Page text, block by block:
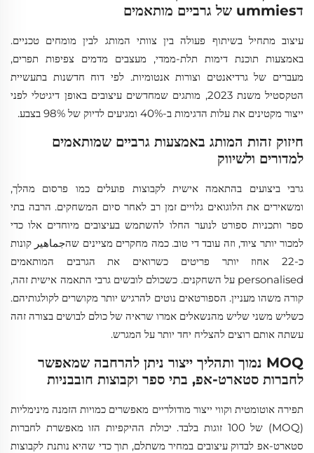
דummies של גרביים מותאמים
עיצוב מתחיל בשיתוף פעולה בין צוותי המותג לבין מומחים טכניים.
באמצעות תוכנת דימות תלת-ממדי, מעצבים מדמים צפיפות תפרים,
מעברים של גרדיאנטים וצורות אנטומיות. לפי דוח חדשנות בתעשיית
הטקסטיל משנת 2023, מותגים שמחדשים עיצובים באופן דיגיטלי לפני
ייצור מקטינים את עלות הדגימות ב-40% ומגיעים לדיוק של 98% בצבע.
חיזוק זהות המותג באמצעות גרביים שמותאמים
למדורים ולשיווק
גרבי ביצועים בהתאמה אישית לקבוצות פועלים כמו פרסום מהלך,
ומשאירים את הלוגואים גלויים זמן רב לאחר סיום המשחקים. הרבה בתי
ספר ותכניות ספורט לנוער החלו להשתמש בעיצובים מיוחדים אלו כדי
למכור יותר ציוד, וזה עובד די טוב. כמה מחקרים מציינים שהجماهير קונות
כ-22 אחוז יותר פריטים כשרואים את הגרבים המותאמים
personalised על השחקנים. כשכולם לובשים גרבי התאמה אישית זהה,
קורה משהו מעניין. הספורטאים נוטים להרגיש יותר מקושרים לקולגותיהם.
כשליש משני שליש מהנשאלים אמרו שראיה של כולם לבושים בצורה זהה
עשתה אותם רוצים להצליח יחד יותר על המגרש.
MOQ נמוך ותהליך ייצור ניתן להרחבה שמאפשר
לחברות סטארט-אפ, בתי ספר וקבוצות חובבניות
תפירה אוטומטית וקווי ייצור מודולריים מאפשרים כמויות הזמנה מינימליות
(MOQ) של 100 זוגות בלבד. יכולת ההיקפיות הזו מאפשרת לחברות
סטארט-אפ לבדוק עיצובים במחיר משתלם, תוך כדי שהיא נותנת לקבוצות